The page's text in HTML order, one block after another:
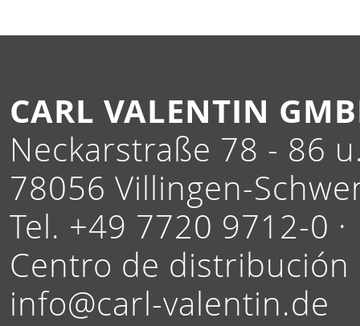
CARL VALENTIN
Neckarstraße 78 - 86
78056 Villingen-
Tel. +49 7720 9712-0 ·
Centro de distribución
info@carl-valentin.de